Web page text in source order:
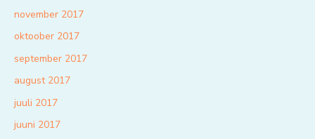
november 2017
oktoober 2017
september 2017
august 2017
juuli 2017
juuni 2017